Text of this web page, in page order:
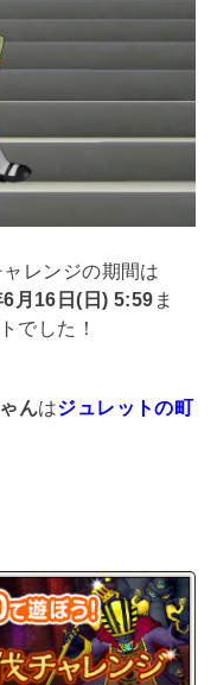
レンジの期間は
月16日(日) 5:59 ま
でした！
んはジュレットの町